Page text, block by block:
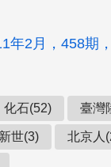
年2月，458期
化石(52) 臺灣
世(3) 北京人